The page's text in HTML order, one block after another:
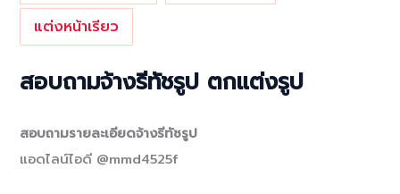
แต่งหน้าเรียว
สอบถามจ้างรีทัชรูป ตกแต่งรูป
สอบถามรายละเอียดจ้างรีทัชรูป
แอดไลน์ไอดี @mmd4525f